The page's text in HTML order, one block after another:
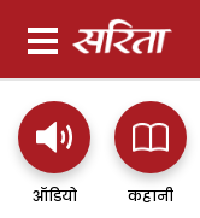
ऑडियो कहानी